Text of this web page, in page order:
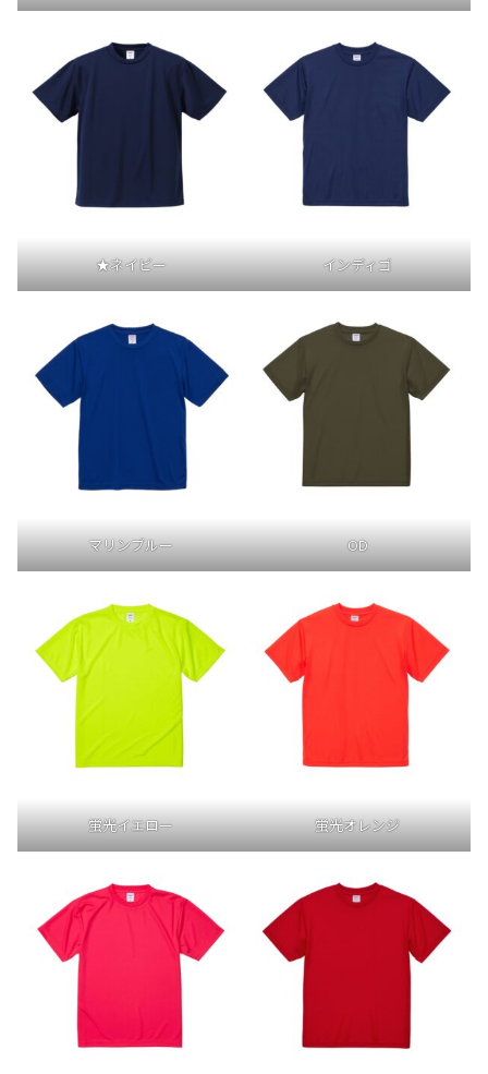
★ネイビー インディゴ
マリンブルー OD
蛍光イエロー 蛍光オレンジ